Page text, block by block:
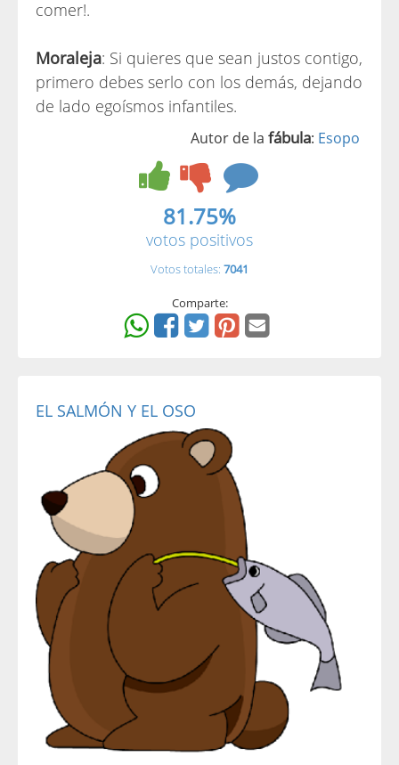
comer!.
Moraleja: Si quieres que sean justos contigo,
primero debes serlo con los demás, dejando
de lado egoísmos infantiles.
Autor de la fábula: Esopo
81.75%
votos positivos
Votos totales: 7041
Comparte:
EL SALMÓN Y EL OSO